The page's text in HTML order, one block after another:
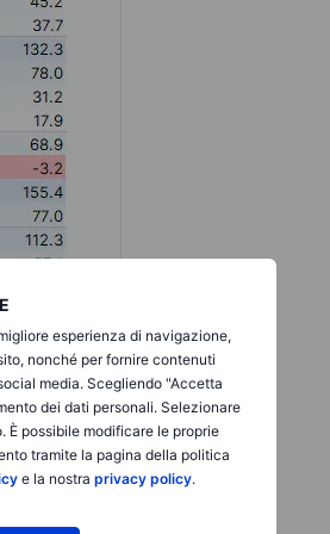
esperienza di navigazione,
nonché per fornire contenuti
media. Scegliendo "Accetta
dei dati personali. Selezionare
È possibile modificare le proprie
tramite la pagina della politica
e la nostra privacy policy.